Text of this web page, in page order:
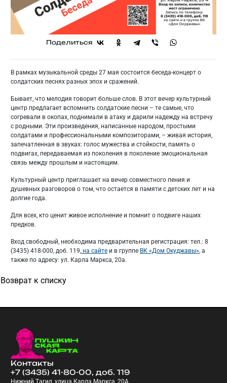
Поделиться
В рамках музыкальной среды 27 мая состоится беседа-концерт о
солдатских песнях разных эпох и сражений.
Бывает, что мелодия говорит больше слов. В этот вечер культурный
центр предлагает вспомнить солдатские песни – те самые, что
согревали в окопах, поднимали в атаку и дарили надежду на встречу
с родными. Эти произведения, написанные народом, простыми
солдатами и профессиональными композиторами, – живая история,
запечатленная в звуках: голос мужества и стойкости, память о
подвигах, передаваемая из поколения в поколение эмоциональная
связь между прошлым и настоящим.
Культурный центр приглашает на вечер совместного пения и
душевных разговоров о том, что остается в памяти с детских лет и на
долгие года.
Для всех, кто ценит живое исполнение и помнит о подвиге наших
предков.
Вход свободный, необходима предварительная регистрация: тел.: 8
(3435) 418-000, доб. 119, на сайте и в группе ВК «Дом Окуджавы», а
также по адресу: ул. Карла Маркса, 20а.
Возврат к списку
Контакты
+7 (3435) 41-80-00, доб. 119
Нижний Тагил, улица Карла Маркса, 20А